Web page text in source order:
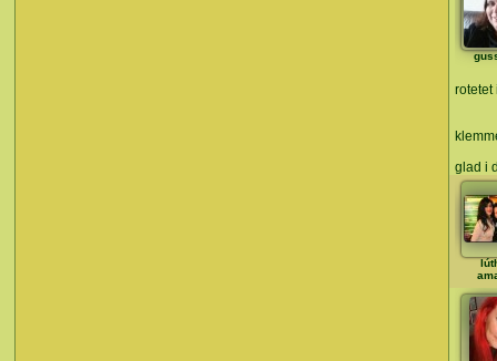
rotetet
glad i